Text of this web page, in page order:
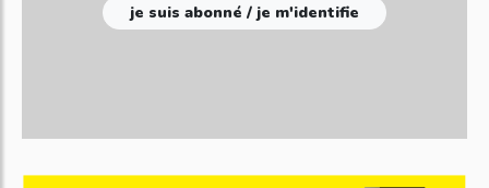
je suis abonné / je m'identifie